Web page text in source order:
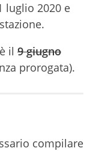
luglio 2020 e
il 9 giugno
prorogata).
compilare